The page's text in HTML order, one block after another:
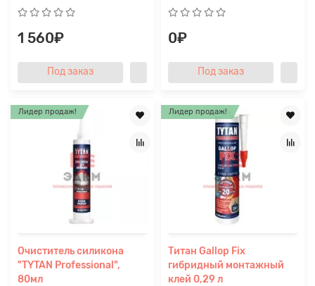
1 560₽
Под заказ
0₽
Под заказ
Лидер продаж!
Очиститель силикона
"TYTAN Professional",
80мл
Лидер продаж!
Титан Gallop Fix
гибридный монтажный
клей 0,29 л
Заявка на расчет